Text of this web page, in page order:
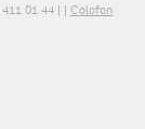
01 44 | | Colofon